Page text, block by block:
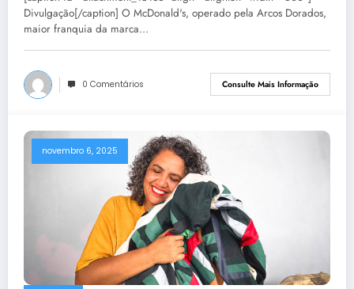
Divulgação[/caption] O McDonald's, operado pela Arcos Dorados,
maior franquia da marca…
0 Comentários Consulte Mais Informação
novembro 6, 2025